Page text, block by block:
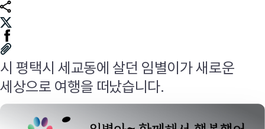
시 평택시 세교동에 살던 임별이가 새로운
세상으로 여행을 떠났습니다.